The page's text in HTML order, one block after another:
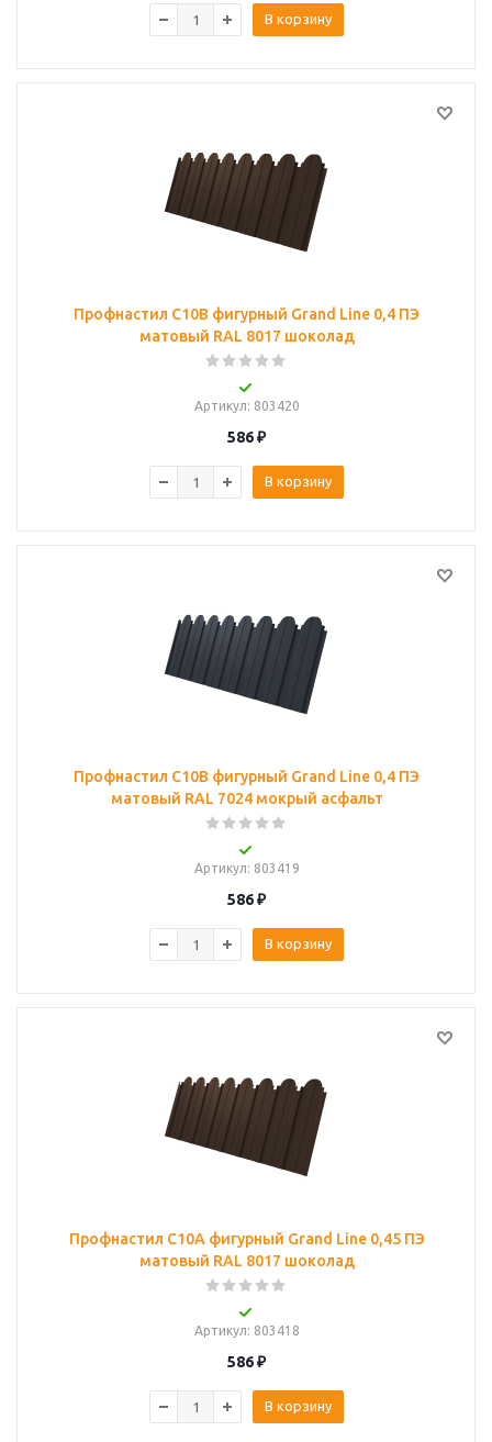
В корзину
Профнастил C10B фигурный Grand Line 0,4 ПЭ
матовый RAL 8017 шоколад
Артикул: 803420
586₽
В корзину
Профнастил C10B фигурный Grand Line 0,4 ПЭ
матовый RAL 7024 мокрый асфальт
Артикул: 803419
586₽
В корзину
Профнастил C10A фигурный Grand Line 0,45 ПЭ
матовый RAL 8017 шоколад
Артикул: 803418
586₽
В корзину